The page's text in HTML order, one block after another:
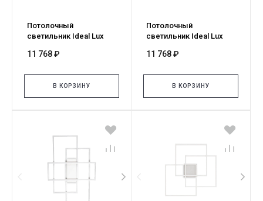
Потолочный
светильник Ideal Lux
11 768 ₽
В КОРЗИНУ
Потолочный
светильник Ideal Lux
303321
11 768 ₽
В КОРЗИНУ